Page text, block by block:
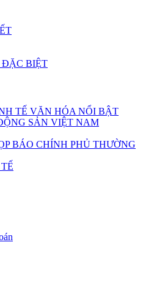
ĐẶC BIỆT
TẾ VĂN HÓA NỔI BẬT
SẢN VIỆT NAM
BÁO CHÍNH PHỦ THƯỜNG